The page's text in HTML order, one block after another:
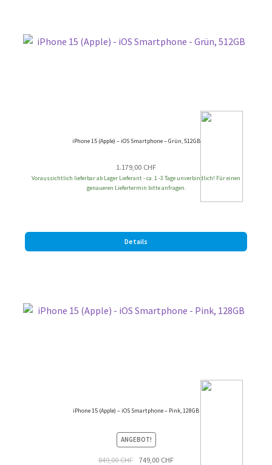
iPhone 15 (Apple) – iOS Smartphone – Grün, 512GB
1.179,00 CHF
Voraussichtlich lieferbar ab Lager Lieferant - ca. 1 -3 Tage unverbindlich! Für einen
genaueren Liefertermin bitte anfragen.
Details
iPhone 15 (Apple) – iOS Smartphone – Pink, 128GB
ANGEBOT!
849,00CHF
Ursprünglicher
749,00 CHFAktueller